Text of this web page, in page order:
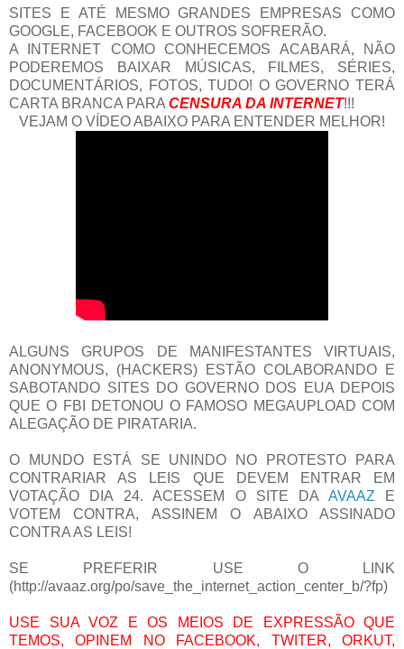
SITES E ATÉ MESMO GRANDES EMPRESAS COMO
GOOGLE, FACEBOOK E OUTROS SOFRERÃO.
A INTERNET COMO CONHECEMOS ACABARÁ, NÃO
PODEREMOS BAIXAR MÚSICAS, FILMES, SÉRIES,
DOCUMENTÁRIOS, FOTOS, TUDO! O GOVERNO TERÁ
CARTA BRANCA PARA CENSURA DA INTERNET!!!
VEJAM O VÍDEO ABAIXO PARA ENTENDER MELHOR!
ALGUNS GRUPOS DE MANIFESTANTES VIRTUAIS,
ANONYMOUS, (HACKERS) ESTÃO COLABORANDO E
SABOTANDO SITES DO GOVERNO DOS EUA DEPOIS
QUE O FBI DETONOU O FAMOSO MEGAUPLOAD COM
ALEGAÇÃO DE PIRATARIA.
O MUNDO ESTÁ SE UNINDO NO PROTESTO PARA
CONTRARIAR AS LEIS QUE DEVEM ENTRAR EM
VOTAÇÃO DIA 24. ACESSEM O SITE DA AVAAZ E
VOTEM CONTRA, ASSINEM O ABAIXO ASSINADO
CONTRA AS LEIS!
SE PREFERIR USE O LINK
(http://avaaz.org/po/save_the_internet_action_center_b/?fp)
USE SUA VOZ E OS MEIOS DE EXPRESSÃO QUE
TEMOS, OPINEM NO FACEBOOK, TWITER, ORKUT,